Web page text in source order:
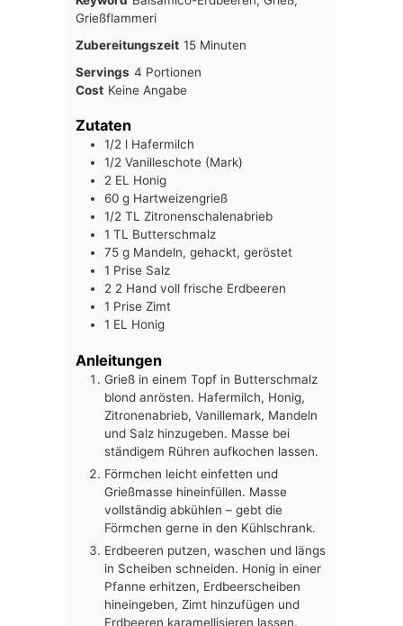
Grießflammeri
Zubereitungszeit 15Minuten
Minuten
Servings 4 Portionen
Cost Keine Angabe
Zutaten
1/2 l Hafermilch
1/2 Vanilleschote (Mark)
2 EL Honig
60 g Hartweizengrieß
1/2 TL Zitronenschalenabrieb
1 TL Butterschmalz
75 g Mandeln, gehackt, geröstet
1 Prise Salz
2 2 Hand voll frische Erdbeeren
1 Prise Zimt
1 EL Honig
Anleitungen
Grieß in einem Topf in Butterschmalz
blond anrösten. Hafermilch, Honig,
Zitronenabrieb, Vanillemark, Mandeln
und Salz hinzugeben. Masse bei
ständigem Rühren aufkochen lassen.
Förmchen leicht einfetten und
Grießmasse hineinfüllen. Masse
vollständig abkühlen – gebt die
Förmchen gerne in den Kühlschrank.
Erdbeeren putzen, waschen und längs
in Scheiben schneiden. Honig in einer
Pfanne erhitzen, Erdbeerscheiben
hineingeben, Zimt hinzufügen und
Erdbeeren karamellisieren lassen.